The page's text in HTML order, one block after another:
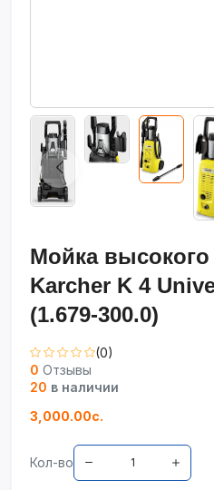
Мойка
Karcher K 4
(1.679-300.0)
(0)
0 Отзывы
20 в наличии
3,000.00с.
Кол-во